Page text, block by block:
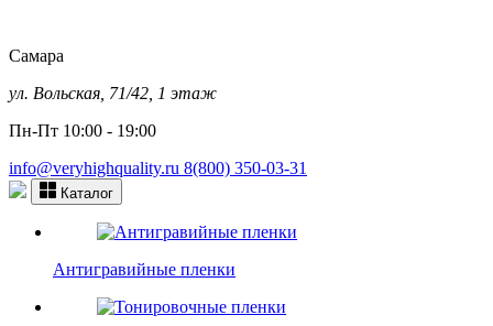
Самара
ул. Вольская, 71/42, 1 этаж
Пн-Пт 10:00 - 19:00
info@veryhighquality.ru 8(800) 350-03-31
Каталог
Антигравийные пленки